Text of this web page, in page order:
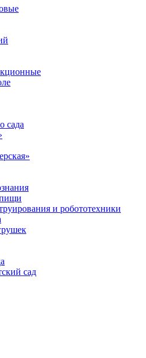
сада
и робототехники
сад